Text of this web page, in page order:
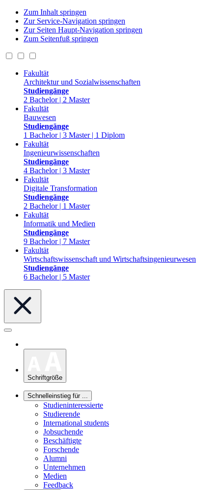
Zum Inhalt springen
Zur Service-Navigation springen
Zur Seiten Haupt-Navigation springen
Zum Seitenfuß springen
Fakultät
Architektur und Sozialwissenschaften
Studiengänge
2 Bachelor | 2 Master
Fakultät
Bauwesen
Studiengänge
1 Bachelor | 3 Master | 1 Diplom
Fakultät
Ingenieurwissenschaften
Studiengänge
4 Bachelor | 3 Master
Fakultät
Digitale Transformation
Studiengänge
2 Bachelor | 1 Master
Fakultät
Informatik und Medien
Studiengänge
9 Bachelor | 7 Master
Fakultät
Wirtschaftswissenschaft und Wirtschaftsingenieurwesen
Studiengänge
6 Bachelor | 5 Master
Schriftgröße
Schnelleinstieg für ...
Studieninteressierte
Studierende
International students
Jobsuchende
Beschäftigte
Forschende
Alumni
Unternehmen
Medien
Feedback